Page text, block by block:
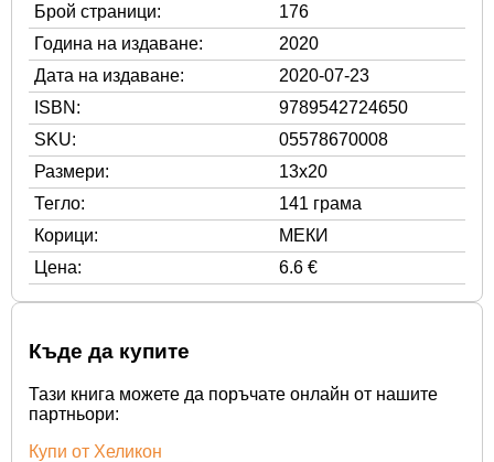
Брой страници:
176
Година на издаване:
2020
Дата на издаване:
2020-07-23
ISBN:
9789542724650
SKU:
05578670008
Размери:
13x20
Тегло:
141 грама
Корици:
МЕКИ
Цена:
6.6 €
Къде да купите
Тази книга можете да поръчате онлайн от нашите
партньори:
Купи от Хеликон